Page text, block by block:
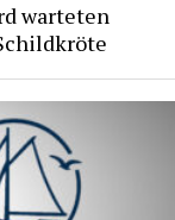
warteten